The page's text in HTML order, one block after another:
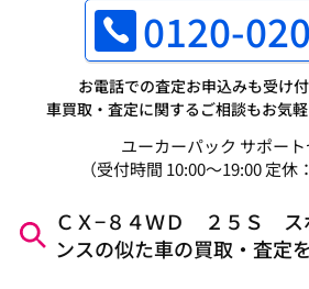
0120-
お電話での査定お申込みも受け付
車買取・査定に関するご相談もお気軽
ユーカーパック サポー
（受付時間 10:00～19:00 定休
ＣＸ−８４ＷＤ ２５Ｓ
ンスの似た車の買取・査定